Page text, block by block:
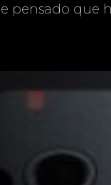
pensado que